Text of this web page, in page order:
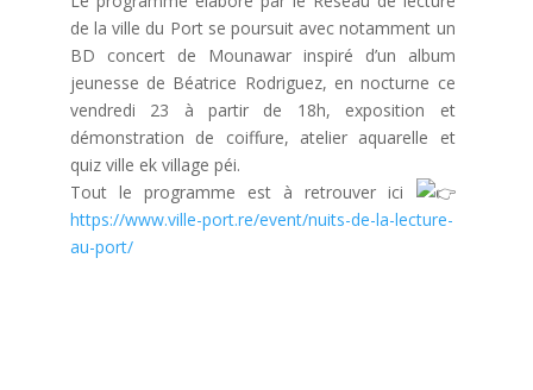
de la ville du Port se poursuit avec notamment un
BD concert de Mounawar inspiré d’un album
jeunesse de Béatrice Rodriguez, en nocturne ce
vendredi 23 à partir de 18h, exposition et
démonstration de coiffure, atelier aquarelle et
quiz ville ek village péi.
Tout le programme est à retrouver ici
https://www.ville-port.re/event/nuits-de-la-lecture-
au-port/